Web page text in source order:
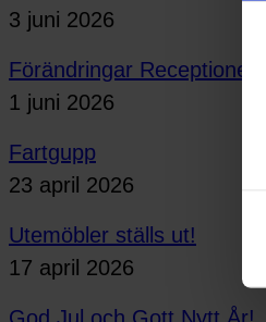
3 juni 2026
Förändringar Receptionen
1 juni 2026
Fartgupp
23 april 2026
Utemöbler ställs ut!
17 april 2026